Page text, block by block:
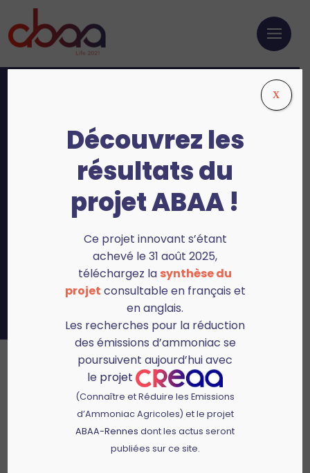
Plateformes
expérimentales : impact
du matériel
d’épandage sur la
performance des
cultures
Fiche pratique
Travaux avec le groupe
Document(s) :1
09 févr. 2026
Découvrez les
résultats du
projet ABAA !
Ce projet innovant s’étant
achevé le 31 août 2025,
téléchargez la synthèse du
projet consultable en français et
en anglais.
Les recherches pour la réduction
des émissions d’ammoniac se
poursuivent aujourd’hui avec
le projet
(Connaître et Réduire les Emissions
d’Ammoniac Agricoles) et le projet
ABAA-Rennes dont les actus seront
publiées sur ce site.
X